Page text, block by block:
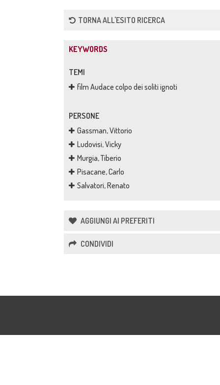
TORNA ALL'ESITO RICERCA
KEYWORDS
TEMI
film Audace colpo dei soliti ignoti
PERSONE
Gassman, Vittorio
Ludovisi, Vicky
Murgia, Tiberio
Pisacane, Carlo
Salvatori, Renato
AGGIUNGI AI PREFERITI
CONDIVIDI